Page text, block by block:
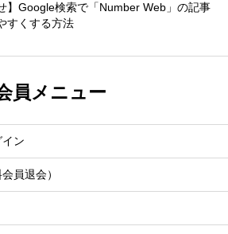
】Google検索で「Number Web」の記事
すくする方法
員メニュー
ン
員退会）